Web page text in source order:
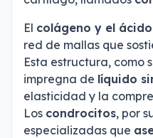
El colágeno y el
red de mallas que
Esta estructura, como
impregna de líquido
elasticidad y la
Los condrocitos, por
especializadas que